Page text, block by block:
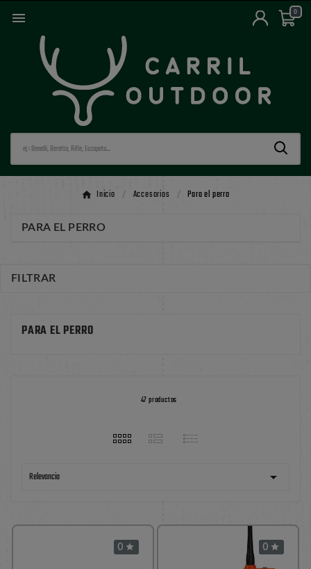
 0
Inicio Accesorios Para el perro
PARA EL PERRO
47 productos
Relevancia 
0  0 
FILTRAR
PARA EL PERRO